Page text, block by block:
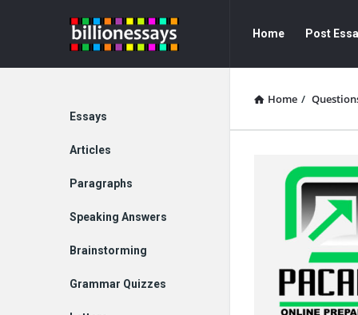
Billion
Essays
Essays
Navigation
Home Post
Home /
Explore
Essays
Articles
Paragraphs
Speaking Answers
Brainstorming
Grammar Quizzes